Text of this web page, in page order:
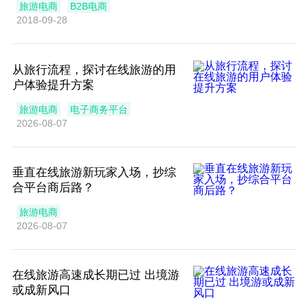
旅游电商
B2B电商
2018-09-28
从旅行流程，探讨在线旅游的用
户体验提升方案
旅游电商
电子商务平台
2026-08-07
垂直在线旅游新玩家入场，抄综
合平台商后路？
旅游电商
2026-08-07
在线旅游高速成长期已过 出境游
或成新风口